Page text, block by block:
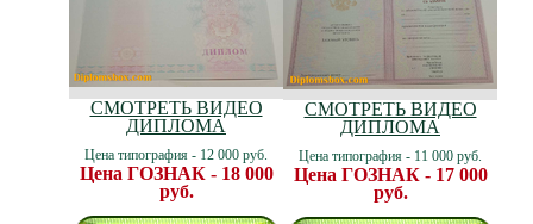
СМОТРЕТЬ ВИДЕО
ДИПЛОМА
Цена типография - 12 000 руб.
Цена ГОЗНАК - 18 000
руб.
СМОТРЕТЬ ВИДЕО
ДИПЛОМА
Цена типография - 11 000 руб.
Цена ГОЗНАК - 17 000
руб.